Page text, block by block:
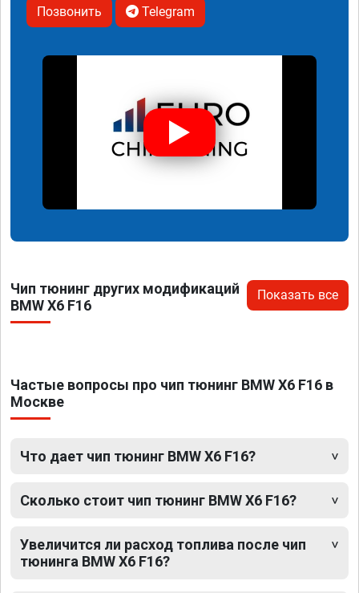
Позвонить Telegram
Чип тюнинг других модификаций
BMW X6 F16
Показать все
Частые вопросы про чип тюнинг BMW X6 F16 в
Москве
Что дает чип тюнинг BMW X6 F16?
Сколько стоит чип тюнинг BMW X6 F16?
Увеличится ли расход топлива после чип
тюнинга BMW X6 F16?